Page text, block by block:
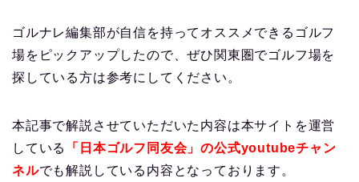
ゴルナレ編集部が自信を持ってオススメできるゴルフ
場をピックアップしたので、ぜひ関東圏でゴルフ場を
探している方は参考にしてください。
本記事で解説させていただいた内容は本サイトを運営
している
「日本ゴルフ同友会」の公式youtubeチャン
ネルでも解説している内容となっております。